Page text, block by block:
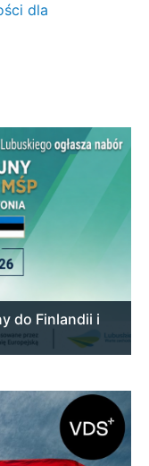
dla
do Finlandii i